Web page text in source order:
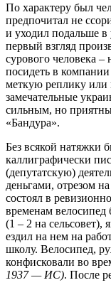
По характеру был
предпочитал не
и уходил подальше
первый взгляд
сурового человека
посидеть в
меткую реплику или
замечательные
сильным, но
«Бандура».
Без всякой натяжки
каллиграфически
(депутатскую)
деньгами, отрезом
состоял в
временам
(1 – 2 на сельсовет),
ездил на нем на
школу. Велосипед,
конфисковали во
1937 — ИС). После